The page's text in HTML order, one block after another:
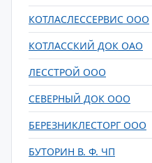
КОТЛАСЛЕССЕРВИС ООО
КОТЛАССКИЙ ДОК ОАО
ЛЕССТРОЙ ООО
СЕВЕРНЫЙ ДОК ООО
БЕРЕЗНИКЛЕСТОРГ ООО
БУТОРИН В. Ф. ЧП